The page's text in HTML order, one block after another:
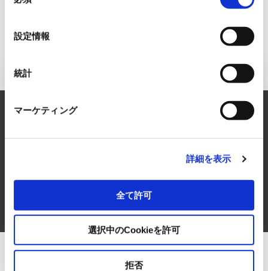
設定情報
統計
マーケティング
詳細を表示
全て許可
選択中のCookieを許可
拒否
2026/07/01
FAシステム事業へのお問い合わせ
RYODENでは、FAシステムに関するあらゆるお悩み
関連記事